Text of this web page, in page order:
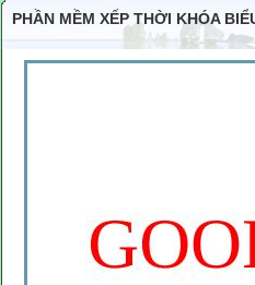
PHẦN MỀM XẾP THỜI KHÓA